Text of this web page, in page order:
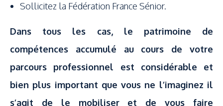
Sollicitez la Fédération France Sénior.
Dans tous les cas, le patrimoine de
compétences accumulé au cours de votre
parcours professionnel est considérable et
bien plus important que vous ne l’imaginez il
s’agit de le mobiliser et de vous faire